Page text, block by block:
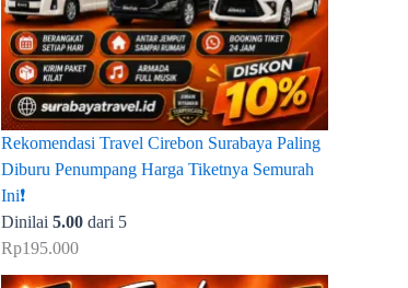
Rekomendasi Travel Cirebon Surabaya Paling
Diburu Penumpang Harga Tiketnya Semurah
Ini❗
Dinilai 5.00 dari 5
Rp195.000